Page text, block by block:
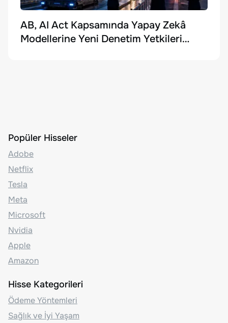
AB, AI Act Kapsamında Yapay Zekâ
Modellerine Yeni Denetim Yetkileri
Popüler Hisseler
Adobe
Netflix
Tesla
Meta
Microsoft
Nvidia
Apple
Amazon
Hisse Kategorileri
Ödeme Yöntemleri
Sağlık ve İyi Yaşam